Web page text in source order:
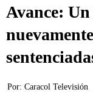
Avance:
Por: Caracol Televisión